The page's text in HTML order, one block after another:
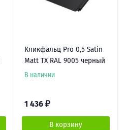
Кликфальц Pro 0,5 Satin
Matt TX RAL 9005 черный
В наличии
1 436 ₽
В корзину